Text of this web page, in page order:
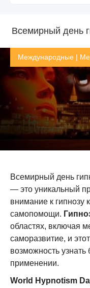
Всемирный день
Международные |
Всемирный день
— это уникальный
внимание к гипнозу
самопомощи.
областях, включая
саморазвитие, и
возможность
применении.
World Hypnotism